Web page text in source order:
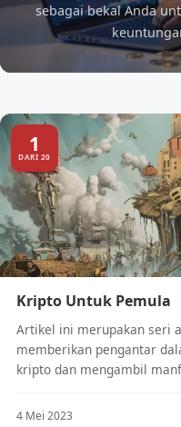
sebagai bekal Anda
1
DARI 20
Kripto Untuk Pemula
Artikel ini merupakan seri
memberikan pengantar
kripto dan mengambil
4 Mei 2023